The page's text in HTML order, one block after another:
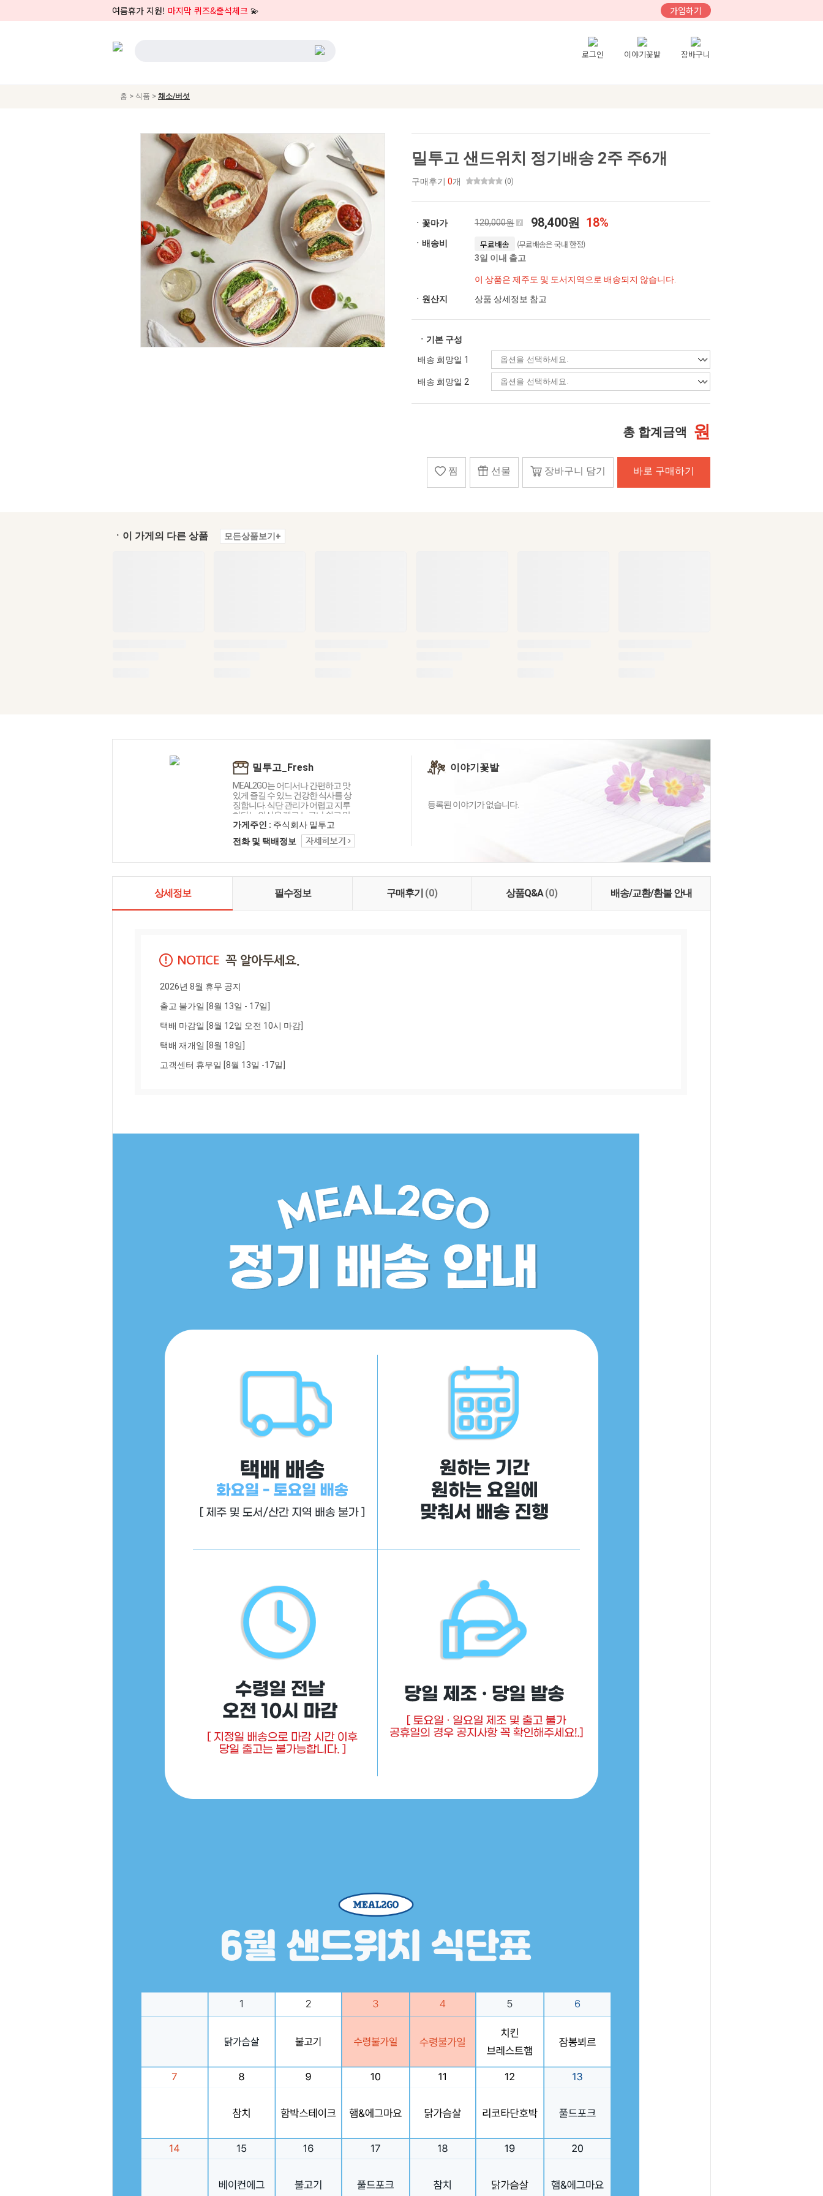
여름휴가 지원! 마지막 퀴즈&출석체크 💫 가입하기
로그인 이야기꽃밭 장바구니
홈 > 식품 > 채소/버섯
밀투고 샌드위치 정기배송 2주 주6개
구매후기 0개 (0)
ㆍ꽃마가 120,000원 98,400원 18%
ㆍ배송비 무료배송 (무료배송은 국내 한정)
3일 이내 출고
이 상품은 제주도 및 도서지역으로 배송되지 않습니다.
ㆍ원산지
상품 상세정보 참고
ㆍ기본 구성
배송 희망일 1
배송 희망일 2
총 합계금액 원
찜 선물 장바구니 담기 바로 구매하기
ㆍ이 가게의 다른 상품 모든상품보기+
밀투고_Fresh
MEAL2GO는 어디서나 간편하고 맛
있게 즐길 수 있느 건강한 식사를 상
징합니다. 식단 관리가 어렵고 지루
하다는 인식을 깨고 누구나 쉽고 맛
있게 즐길 수 있는 식단 솔루션을 만
드는 것을 목표로 합니다. 단순한 식
단 브랜드를 넘어 고객들에게 지속
션을 제시합니다. 우리의 브랜드는
가게주인 : 주식회사 밀투고
전화 및 택배정보
이야기꽃밭
등록된 이야기가 없습니다.
상세정보 필수정보 구매후기 (0) 상품Q&A(0) 배송/교환/환불 안내
2026년 8월 휴무 공지
출고 불가일 [8월 13일 - 17일]
택배 마감일 [8월 12일 오전 10시 마감]
택배 재개일 [8월 18일]
고객센터 휴무일 [8월 13일 -17일]